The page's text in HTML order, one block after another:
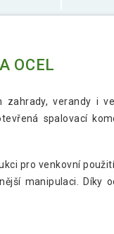
OCEL
verandy i
spalovací
pro venkovní
manipulaci.